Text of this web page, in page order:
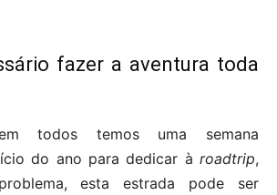
fazer a aventura toda
todos temos uma semana
do ano para dedicar à roadtrip,
esta estrada pode ser